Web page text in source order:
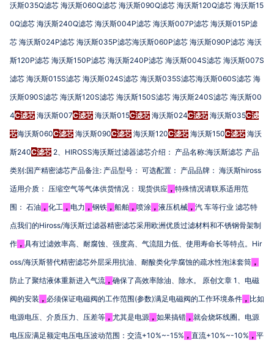
沃斯035Q滤芯 海沃斯060Q滤芯 海沃斯090Q滤芯 海沃斯120Q滤芯 海沃斯15
0Q滤芯 海沃斯240Q滤芯 海沃斯004P滤芯 海沃斯007P滤芯 海沃斯015P滤
芯 海沃斯024P滤芯 海沃斯035P滤芯海沃斯060P滤芯 海沃斯090P滤芯 海沃
斯120P滤芯 海沃斯150P滤芯 海沃斯240P滤芯 海沃斯004S滤芯 海沃斯007S
滤芯 海沃斯015S滤芯 海沃斯024S滤芯 海沃斯035S滤芯海沃斯060S滤芯 海
沃斯090S滤芯 海沃斯120S滤芯 海沃斯150S滤芯 海沃斯240S滤芯 海沃斯00
4C滤芯 海沃斯007C滤芯 海沃斯015C滤芯 海沃斯024C滤芯 海沃斯035C滤
芯海沃斯060C滤芯 海沃斯090C滤芯 海沃斯120C滤芯 海沃斯150C滤芯 海沃
斯240C滤芯 2、 HIROSS海沃斯过滤器滤芯介绍： 产品名称:海沃斯滤芯 产品
类别 :国产精密滤芯产品备注: 产品型号： 可选配置： 产品品牌： 海沃斯hiross
适用介质： 压缩空气等气体供货情况： 现货供应 ， 特殊情况请联系适用范
围： 石油 ， 化工 ， 电力 ， 钢铁 ， 船舶 ， 喷涂 ， 液压机械 ， 汽 车等行业 滤芯特
点我们的Hiross/海沃斯过滤器精密滤芯采用欧洲优质过滤材料和不锈钢骨架制
作 ， 具有过滤效率高、耐腐蚀、强度高、气流阻力低、使用寿命长等特点。 Hir
oss/海沃斯替代精密滤芯外层采用抗油、耐酸类化学腐蚀的疏水性泡沫套筒 ，
防止了聚结液体重新进入气流 ， 确保了高效率除油、除水。 原创文章 1 、电磁
阀的安装 ， 必须保证电磁阀的工作范围 (参数)满足电磁阀的工作环境条件 ， 比如
电源电压、介质压力、压差等 ， 尤其是电源 ， 如果搞错 ， 就会烧坏线圈。电源
电压应满足额定电压电压波动范围：交流+10%~-15% ， 直流+10%~-10% ， 平